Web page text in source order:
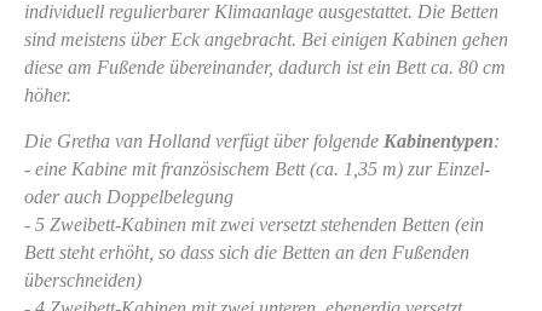
individuell regulierbarer Klimaanlage ausgestattet. Die Betten
sind meistens über Eck angebracht. Bei einigen Kabinen gehen
diese am Fußende übereinander, dadurch ist ein Bett ca. 80 cm
höher.
Die Gretha van Holland verfügt über folgende Kabinentypen:
- eine Kabine mit französischem Bett (ca. 1,35 m) zur Einzel-
oder auch Doppelbelegung
- 5 Zweibett-Kabinen mit zwei versetzt stehenden Betten (ein
Bett steht erhöht, so dass sich die Betten an den Fußenden
überschneiden)